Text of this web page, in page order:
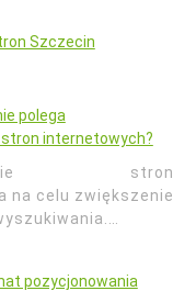
Szczecin
polega
internetowych?
stron
na celu zwiększenie
pozycjonowania